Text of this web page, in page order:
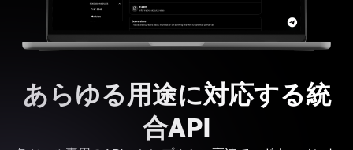
あらゆる用途に対応する統
合API